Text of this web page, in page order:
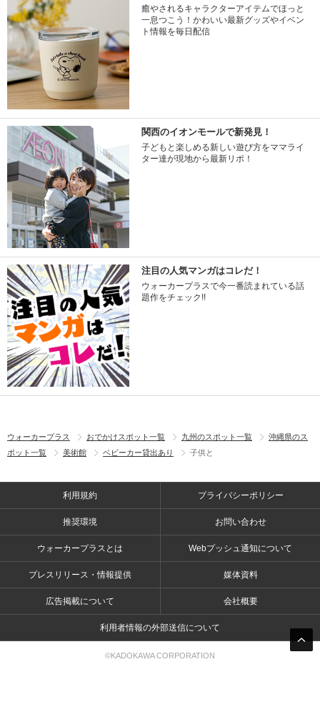
癒やされるキャラクターアイテムでほっと
一息つこう！かわいい最新グッズやイベン
ト情報を毎日配信
関西のイオンモールで新発見！
子どもと楽しめる新しい遊び方をママライ
ター達が現地から最新リポ！
注目の人気マンガはコレだ！
ウォーカープラスで今一番読まれている話
題作をチェック!!
ウォーカープラス おでかけスポット一覧 九州のスポット一覧
沖縄県のス
ポット一覧
美術館 ベビーカー貸出あり 子供と
利用規約 プライバシーポリシー
推奨環境 お問い合わせ
ウォーカープラスとは Webプッシュ通知について
プレスリリース・情報提供 媒体資料
広告掲載について 会社概要
利用者情報の外部送信について
©KADOKAWA CORPORATION